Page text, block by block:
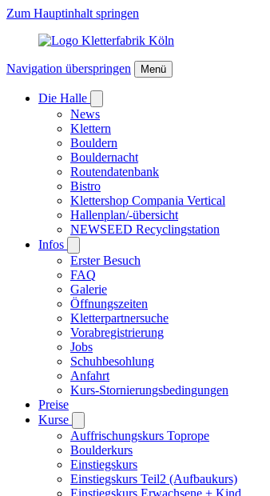
Zum Hauptinhalt springen
Navigation überspringen Menü
Die Halle
News
Klettern
Bouldern
Bouldernacht
Routendatenbank
Bistro
Klettershop Compania Vertical
Hallenplan/-übersicht
NEWSEED Recyclingstation
Infos
Erster Besuch
FAQ
Galerie
Öffnungszeiten
Kletterpartnersuche
Vorabregistrierung
Jobs
Schuhbesohlung
Anfahrt
Kurs-Stornierungsbedingungen
Preise
Kurse
Auffrischungskurs Toprope
Boulderkurs
Einstiegskurs
Einstiegskurs Teil2 (Aufbaukurs)
Einstiegskurs Erwachsene + Kind